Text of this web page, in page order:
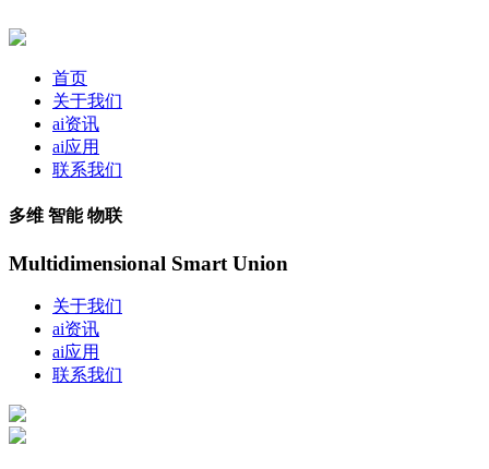
首页
关于我们
ai资讯
ai应用
联系我们
多维 智能 物联
Multidimensional Smart Union
关于我们
ai资讯
ai应用
联系我们